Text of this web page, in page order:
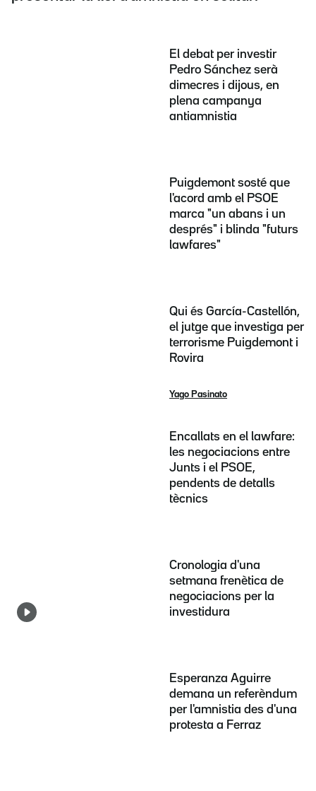
El debat per investir
Pedro Sánchez serà
dimecres i dijous, en
plena campanya
antiamnistia
Puigdemont sosté que
l'acord amb el PSOE
marca "un abans i un
després" i blinda "futurs
lawfares"
Qui és García-Castellón,
el jutge que investiga per
terrorisme Puigdemont i
Rovira
Yago Pasinato
Encallats en el lawfare:
les negociacions entre
Junts i el PSOE,
pendents de detalls
tècnics
Cronologia d'una
setmana frenètica de
negociacions per la
investidura
Esperanza Aguirre
demana un referèndum
per l'amnistia des d'una
protesta a Ferraz